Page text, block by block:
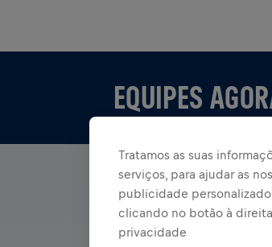
EQUIPES
Tratamos as suas
serviços, para ajudar as
publicidade
clicando no botão à
privacidade